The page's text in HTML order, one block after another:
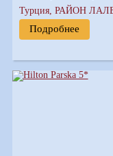
Турция, РАЙОН
Подробнее